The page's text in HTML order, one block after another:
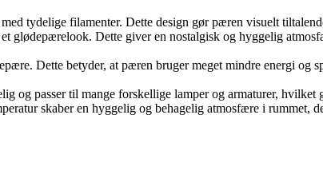
tydelige filamenter. Dette design gør pæren visuelt
glødepærelook. Dette giver en nostalgisk og hyggelig
Dette betyder, at pæren bruger meget mindre energi og
og passer til mange forskellige lamper og armaturer,
skaber en hyggelig og behagelig atmosfære i rummet,